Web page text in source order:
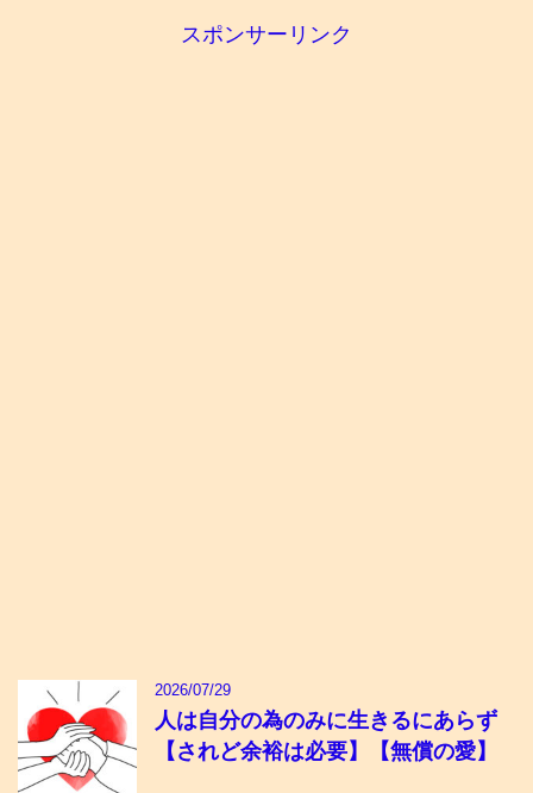
スポンサーリンク
2026/07/29
人は自分の為のみに生きるにあらず
【されど余裕は必要】【無償の愛】